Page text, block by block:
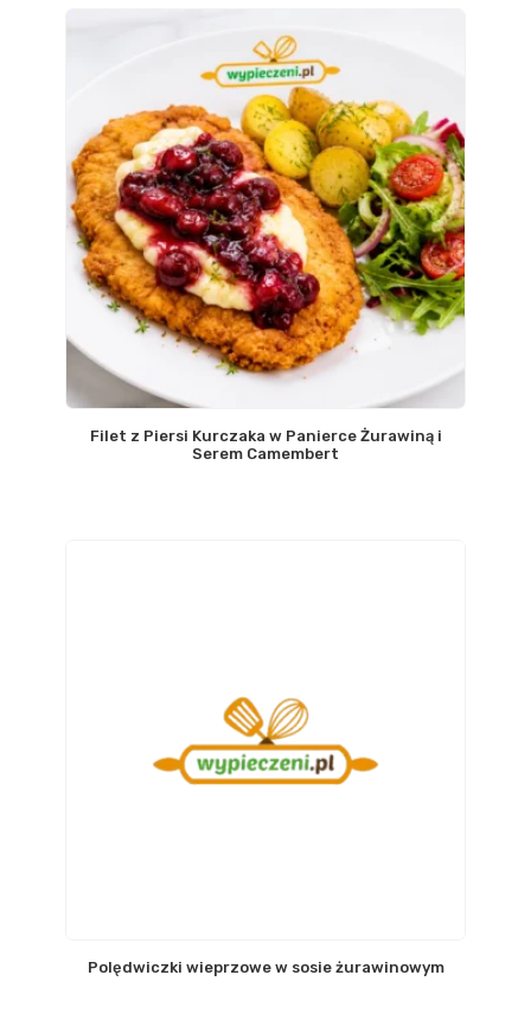
Filet z Piersi Kurczaka w Panierce Żurawiną i
Serem Camembert
Polędwiczki wieprzowe w sosie żurawinowym